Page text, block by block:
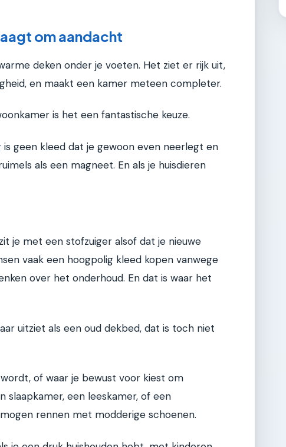
om aandacht
deken onder je voeten. Het ziet er rijk uit,
en maakt een kamer meteen completer.
is het een fantastische keuze.
is geen kleed dat je gewoon even neerlegt en
als een magneet. En als je huisdieren
je met een stofzuiger alsof dat je nieuwe
vaak een hoogpolig kleed kopen vanwege
over het onderhoud. En dat is waar het
uitziet als een oud dekbed, dat is toch niet
of waar je bewust voor kiest om
slaapkamer, een leeskamer, of een
rennen met modderige schoenen.